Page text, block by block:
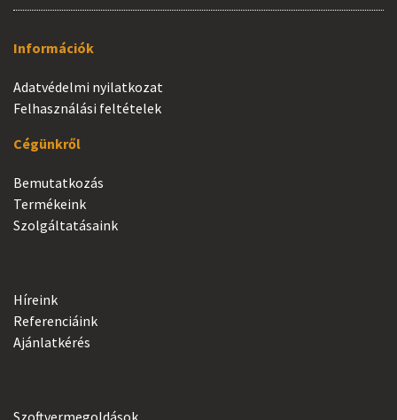
Információk
Adatvédelmi nyilatkozat
Felhasználási feltételek
Cégünkről
Bemutatkozás
Termékeink
Szolgáltatásaink
Híreink
Referenciáink
Ajánlatkérés
Szoftvermegoldások